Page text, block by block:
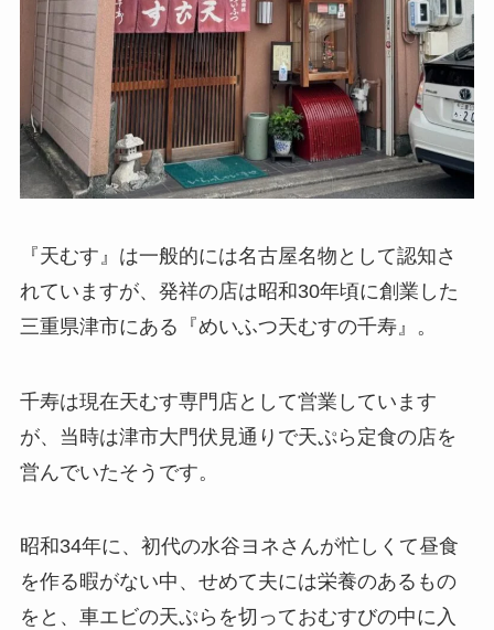
『天むす』は一般的には名古屋名物として認知さ
れていますが、発祥の店は昭和30年頃に創業した
三重県津市にある『めいふつ天むすの千寿』。
千寿は現在天むす専門店として営業しています
が、当時は津市大門伏見通りで天ぷら定食の店を
営んでいたそうです。
昭和34年に、初代の水谷ヨネさんが忙しくて昼食
を作る暇がない中、せめて夫には栄養のあるもの
をと、車エビの天ぷらを切っておむすびの中に入